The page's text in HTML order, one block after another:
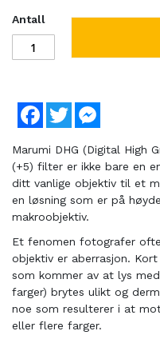
Antall
Facebook
Twitter
Marumi DHG (Digital High
(+5) filter er ikke bare en
ditt vanlige objektiv til et
en løsning som er på
makroobjektiv.
Et fenomen fotografer
objektiv er aberrasjon.
som kommer av at lys
farger) brytes ulikt og
noe som resulterer i at
eller flere farger.